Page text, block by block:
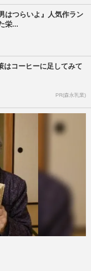
はつらいよ』人気作ラン
栄...
はコーヒーに足してみて
PR(森永乳業)